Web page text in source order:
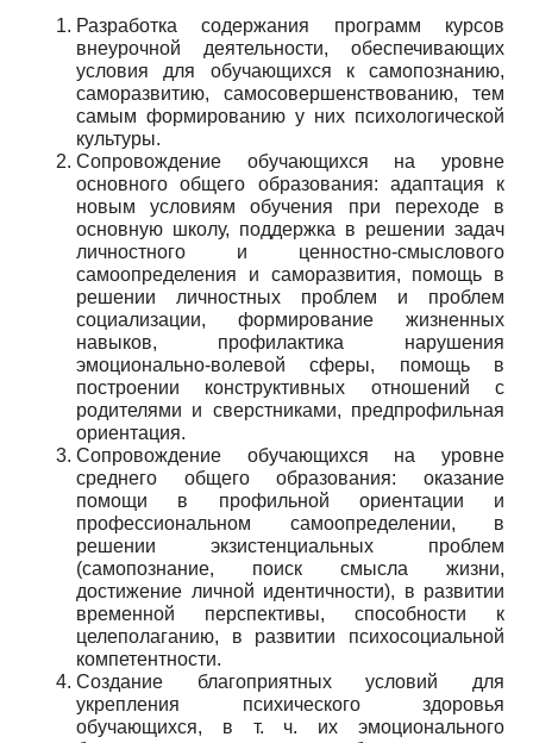
Разработка содержания программ курсов
внеурочной деятельности, обеспечивающих
условия для обучающихся к самопознанию,
саморазвитию, самосовершенствованию, тем
самым формированию у них психологической
культуры.
Сопровождение обучающихся на уровне
основного общего образования: адаптация к
новым условиям обучения при переходе в
основную школу, поддержка в решении задач
личностного и ценностно-смыслового
самоопределения и саморазвития, помощь в
решении личностных проблем и проблем
социализации, формирование жизненных
навыков, профилактика нарушения
эмоционально-волевой сферы, помощь в
построении конструктивных отношений с
родителями и сверстниками, предпрофильная
ориентация.
Сопровождение обучающихся на уровне
среднего общего образования: оказание
помощи в профильной ориентации и
профессиональном самоопределении, в
решении экзистенциальных проблем
(самопознание, поиск смысла жизни,
достижение личной идентичности), в развитии
временной перспективы, способности к
целеполаганию, в развитии психосоциальной
компетентности.
Создание благоприятных условий для
укрепления психического здоровья
обучающихся, в т. ч. их эмоционального